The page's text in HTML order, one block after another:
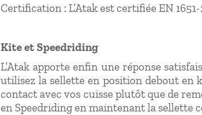
Certification : L’Atak est certifiée EN
Kite et Speedriding
L’Atak apporte enfin une réponse
utilisez la sellette en position debout en
contact avec vos cuisse plutôt que de
en Speedriding en maintenant la sellette